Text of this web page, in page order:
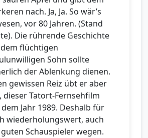
nach. Ja, Ja. So wär’s
vor 80 Jahren. (Stand
Die rührende Geschichte
flüchtigen
Sohn sollte
der Ablenkung dienen.
gewissen Reiz übt er aber
dieser Tatort-Fernsehfilm
Jahr 1989. Deshalb für
wiederholungswert, auch
Schauspieler wegen.